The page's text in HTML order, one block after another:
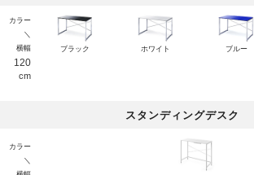
カラー
＼
横幅
ブラック ホワイト ブルー
120
cm
スタンディングデスク
カラー
＼